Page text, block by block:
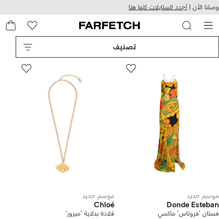
التخطي
للمحتوى
الرئيسي
وصلنا الآن | أجدد الستايلات كلها هنا
تصنيف
موسم جديد
Donde Esteban
فستان 'فروتاس' ماكسي
موسم جديد
Chloé
قلادة بدلاية 'ميرور'